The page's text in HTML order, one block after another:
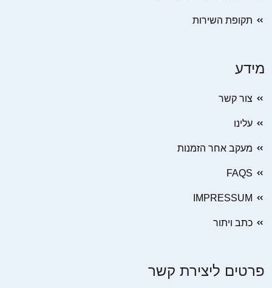
תקופת השירות
מידע
צור קשר
עלינו
מעקב אחר הזמנות
FAQS
IMPRESSUM
כתב ויתור
פרטים ליצירת קשר